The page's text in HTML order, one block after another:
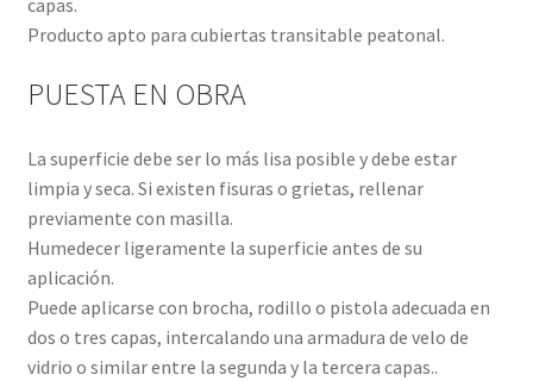
Producto apto para cubiertas transitable peatonal.
PUESTA EN OBRA
La superficie debe ser lo más lisa posible y debe estar
limpia y seca. Si existen fisuras o grietas, rellenar
previamente con masilla.
Humedecer ligeramente la superficie antes de su
aplicación.
Puede aplicarse con brocha, rodillo o pistola adecuada en
dos o tres capas, intercalando una armadura de velo de
vidrio o similar entre la segunda y la tercera capas..